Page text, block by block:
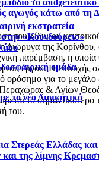
το αποχετευτικό
αγωγός κάτω από τη
του δίδυμου
της Κορίνθου,
παρέμβαση, η
του έργου. Η επιτυχής
ορόσημο για το
Περαχώρας & Αγίων
το σημαντικότερο
του.
Στερεάς Ελλάδας
της λίμνης
εκστρατεία
«Κουνδούρειο»
ομάδα
το νέο Διοικητικό